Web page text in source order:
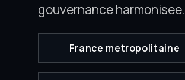
gouvernance harmonisee.
France metropolitaine